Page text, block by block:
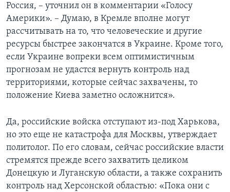
Россия, – уточнил он в комментарии «Голосу
Америки». – Думаю, в Кремле вполне могут
рассчитывать на то, что человеческие и другие
ресурсы быстрее закончатся в Украине. Кроме того,
если Украине вопреки всем оптимистичным
прогнозам не удастся вернуть контроль над
территориями, которые сейчас захвачены, то
положение Киева заметно осложнится».
Да, российские войска отступают из-под Харькова,
но это еще не катастрофа для Москвы, утверждает
политолог. По его словам, сейчас российские власти
стремятся прежде всего захватить целиком
Донецкую и Луганскую области, а также сохранить
контроль над Херсонской областью: «Пока они с